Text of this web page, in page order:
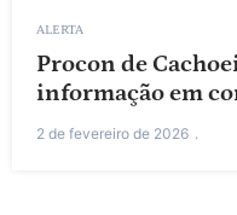
ALERTA
Procon de
informação em
2 de fevereiro de 2026